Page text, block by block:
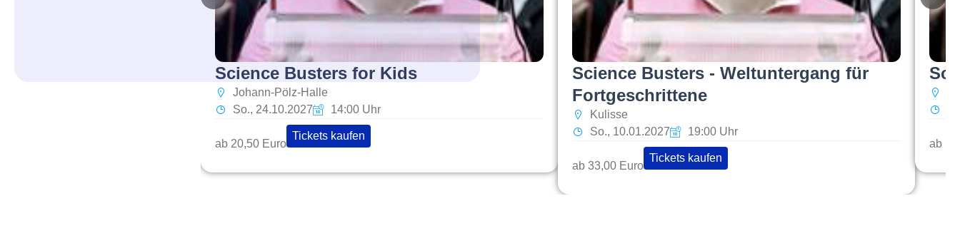
Science Busters for Kids
Johann-Pölz-Halle
So., 24.10.2027
14:00 Uhr
ab 20,50 Euro
Tickets kaufen
Science Busters - Weltuntergang für
Fortgeschrittene
Kulisse
So., 10.01.2027
19:00 Uhr
ab 33,00 Euro
Tickets kaufen
ab